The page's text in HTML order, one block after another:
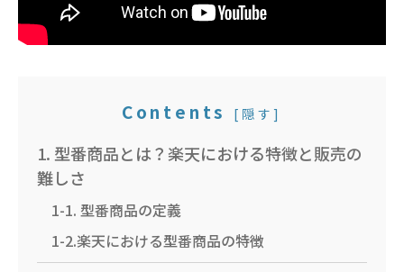
Contents [ 隠す ]
1. 型番商品とは？楽天における特徴と販売の
難しさ
1-1. 型番商品の定義
1-2.楽天における型番商品の特徴